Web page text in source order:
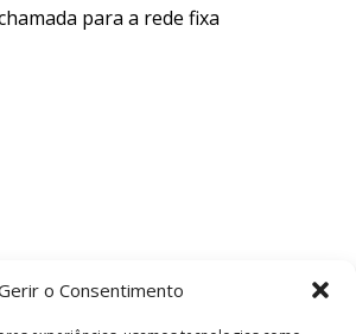
o Consentimento
para a rede fixa